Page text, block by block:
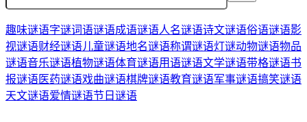
趣味谜语字谜词语谜语成语谜语人名谜语诗文谜语俗语谜语影
视谜语财经谜语儿童谜语地名谜语称谓谜语灯谜动物谜语物品
谜语音乐谜语植物谜语体育谜语用语谜语文学谜语带格谜语书
报谜语医药谜语戏曲谜语棋牌谜语教育谜语军事谜语搞笑谜语
天文谜语爱情谜语节日谜语